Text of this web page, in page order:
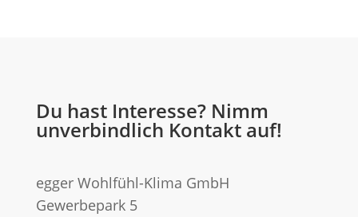
Du hast Interesse? Nimm
unverbindlich Kontakt auf!
egger Wohlfühl-Klima GmbH
Gewerbepark 5